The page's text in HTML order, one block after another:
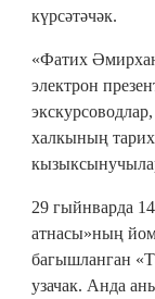
күрсәтәчәк.
«Фатих
электрон
халкының
29 гыйнварда
атнасы»ның
багышланган
узачак. Анда